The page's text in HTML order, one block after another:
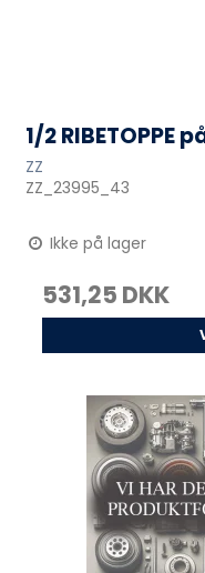
1/2 RIBETOPPE
ZZ
ZZ_23995_43
Ikke på lager
531,25 DKK